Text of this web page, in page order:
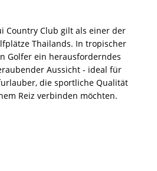
Country Club gilt als einer der
Thailands. In tropischer
Golfer ein herausforderndes
Aussicht - ideal für
die sportliche Qualität
Reiz verbinden möchten.